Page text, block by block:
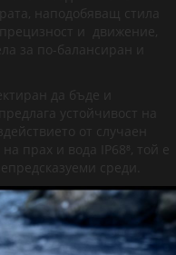
наподобяващ стила
и движение,
за по-балансиран и
да бъде и
устойчивост на
от случаен
прах и вода IP68⁸, той е
среди.